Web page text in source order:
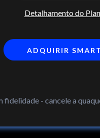
Detalhamento do
ADQUIRIR SMART
fidelidade - cancele a